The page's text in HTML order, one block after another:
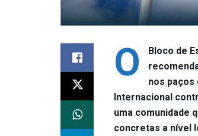
O
Bloco de
nos paços
Internacional
uma comunidade
concretas a nível